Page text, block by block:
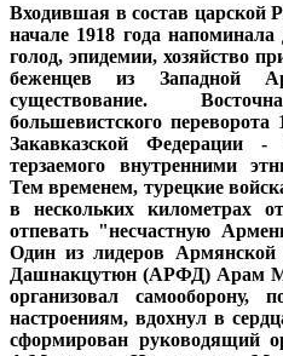
Входившая в состав царской
начале 1918 года
голод, эпидемии, хозяйство
беженцев из Западной
существование.
большевистского переворота
Закавказской Федерации -
терзаемого внутренними
Тем временем, турецкие
в нескольких километрах
отпевать "несчастную
Один из лидеров
Дашнакцутюн (АРФД) Арам
организовал самооборону,
настроениям, вдохнул в
сформирован руководящий